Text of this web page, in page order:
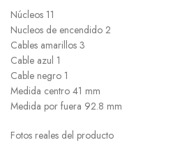
Núcleos 11
Nucleos de encendido 2
Cables amarillos 3
Cable azul 1
Cable negro 1
Medida centro 41 mm
Medida por fuera 92.8 mm
Fotos reales del producto